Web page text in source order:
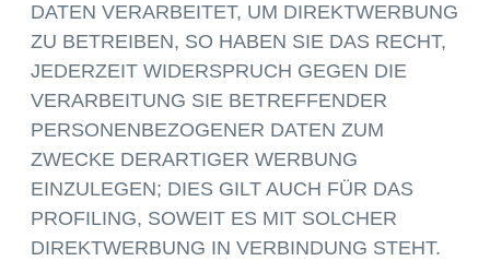
DATEN VERARBEITET, UM DIREKTWERBUNG
ZU BETREIBEN, SO HABEN SIE DAS RECHT,
JEDERZEIT WIDERSPRUCH GEGEN DIE
VERARBEITUNG SIE BETREFFENDER
PERSONENBEZOGENER DATEN ZUM
ZWECKE DERARTIGER WERBUNG
EINZULEGEN; DIES GILT AUCH FÜR DAS
PROFILING, SOWEIT ES MIT SOLCHER
DIREKTWERBUNG IN VERBINDUNG STEHT.